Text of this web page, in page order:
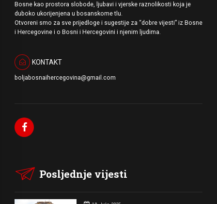
Bosne kao prostora slobode, ljubavi i vjerske raznolikosti koja je
duboko ukorijenjena u bosanskome tlu.
Otvoreni smo za sve prijedloge i sugestije za “dobre vijesti” iz Bosne
i Hercegovine i o Bosni i Hercegovini i njenim ljudima.
KONTAKT
boljabosnaihercegovina@gmail.com
Posljednje vijesti